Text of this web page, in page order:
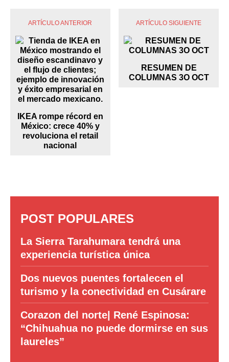
ARTÍCULO ANTERIOR
IKEA rompe récord en
México: crece 40% y
revoluciona el retail
nacional
ARTÍCULO SIGUIENTE
RESUMEN DE
COLUMNAS 3O OCT
POST POPULARES
La Sierra Tarahumara tendrá una
experiencia turística única
Dos nuevos puentes fortalecen el
turismo y la conectividad en Cusárare
Corazon del norte| René Espinosa:
“Chihuahua no puede dormirse en sus
laureles”